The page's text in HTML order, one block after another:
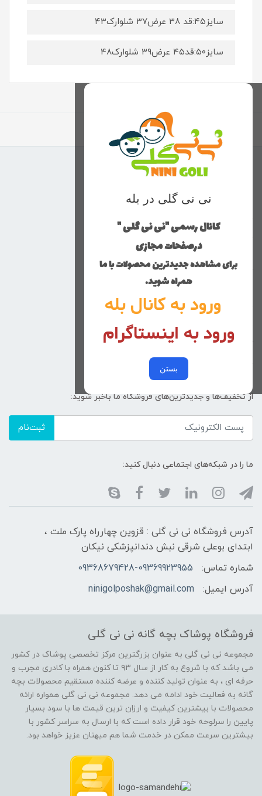
سایز۴۵:قد ۳۸ عرض۳۷ شلوارک۴۳
سایز۵۰:قد۴۵ عرض۳۹ شلوارک۴۸
نی نی گلی در بله
کانال رسمی "نی نی گلی "
درصفحات مجازی
برای مشاهده جدیدترین محصولات با ما
همراه شوید.
ورود به کانال بله
ورود به اینستاگرام
بستن
برگشت به بالا
منوی وب‌سایت
خانه
کوچولوهای نی نی گلی
تماس با ما
کد پیگیری سفارشات
خرید عمده
از تخفیف‌ها و جدیدترین‌های فروشگاه ما باخبر شوید:
ثبت‌نام
ما را در شبکه‌های اجتماعی دنبال کنید:
آدرس فروشگاه نی نی گلی : قزوین چهارراه پارک ملت ،
ابتدای بوعلی شرقی نبش دندانپزشکی نیکان
شماره تماس:
09368679428-09369923955
آدرس ایمیل:
ninigolposhak@gmail.com
فروشگاه پوشاک بچه گانه نی نی گلی
مجموعه نی نی گلی به عنوان بزرگترین مرکز تخصصی پوشاک در کشور
می باشد که با شروع به کار از سال ۹۳ تا کنون همراه با کادری مجرب و
حرفه ای ، به عنوان تولید کننده و عرضه کننده مستقیم محصولات بچه
گانه به فعالیت خود ادامه می دهد. مجموعه نی نی گلی همواره ارائه
محصولات با بیشترین کیفیت و ارزان ترین قیمت ها با سود بسیار
پایین را سرلوحه خود قرار داده است که با ارسال به سراسر کشور با
بیشترین سرعت ممکن در خدمت شما هم میهنان عزیز خواهد بود.